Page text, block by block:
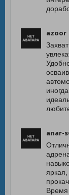
azoor
anar-
Время